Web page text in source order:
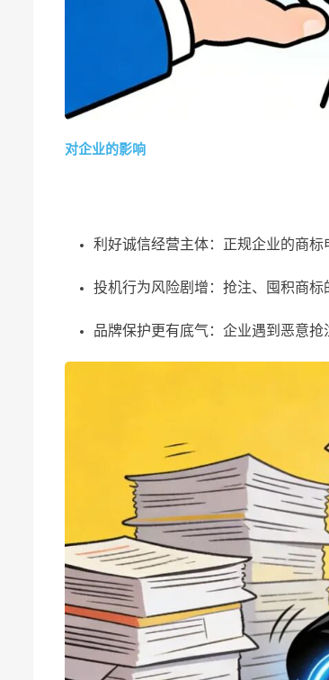
对企业的影响
利好诚信经营主体：正规企业的商标
投机行为风险剧增：抢注、囤积商标
品牌保护更有底气：企业遇到恶意抢